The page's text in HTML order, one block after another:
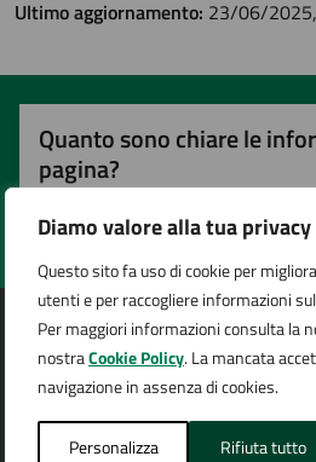
Diamo valore alla tua privacy
Questo sito fa uso di cookie per
utenti e per raccogliere informazioni
Per maggiori informazioni consulta la
nostraCookie Policy. La mancata
navigazione in assenza di cookies.
Personalizza Rifiuta tutto
Ultimo aggiornamento: 23/06/
Quanto sono chiare le
pagina?
Città di Arona